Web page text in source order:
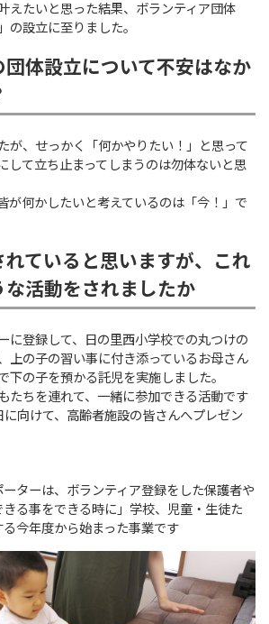
えたいと思った結果、ボランティア団体
の設立に至りました。
団体設立について不安はなか
が、せっかく「何かやりたい！」と思って
して立ち止まってしまうのは勿体ないと思
が何かしたいと考えているのは「今！」で
れていると思いますが、これ
な活動をされましたか
に登録して、日の里西小学校での丸つけの
上の子の習い事に付き添っているお母さん
下の子を預かる託児を実施しました。
たちを連れて、一緒に参加できる活動です
向けて、高齢者施設の皆さんへプレゼン
ーターは、ボランティア登録をした保護者や
る事をできる時に」学校、児童・生徒た
今年度から始まった事業です